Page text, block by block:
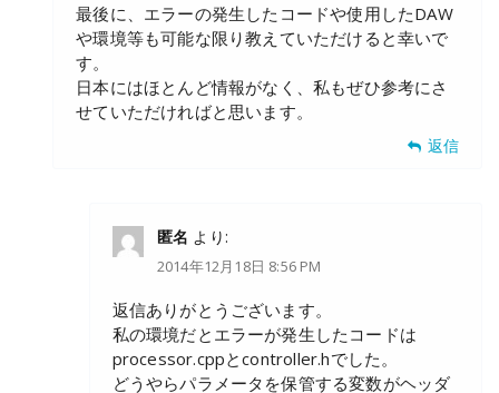
最後に、エラーの発生したコードや使用したDAW
や環境等も可能な限り教えていただけると幸いで
す。
日本にはほとんど情報がなく、私もぜひ参考にさ
せていただければと思います。
返信
匿名 より:
2014年12月18日 8:56 PM
返信ありがとうございます。
私の環境だとエラーが発生したコードは
processor.cppとcontroller.hでした。
どうやらパラメータを保管する変数がヘッダ